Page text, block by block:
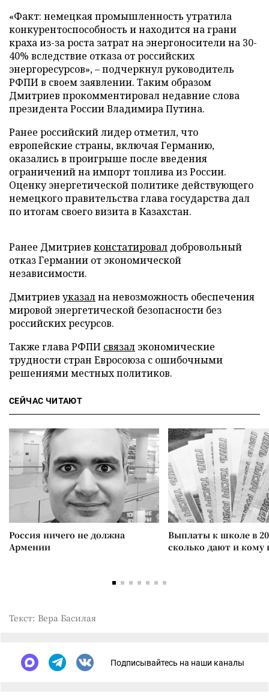
«Факт: немецкая промышленность утратила
конкурентоспособность и находится на грани
краха из-за роста затрат на энергоносители на 30-
40% вследствие отказа от российских
энергоресурсов», – подчеркнул руководитель
РФПИ в своем заявлении. Таким образом
Дмитриев прокомментировал недавние слова
президента России Владимира Путина.
Ранее российский лидер отметил, что
европейские страны, включая Германию,
оказались в проигрыше после введения
ограничений на импорт топлива из России.
Оценку энергетической политике действующего
немецкого правительства глава государства дал
по итогам своего визита в Казахстан.
Ранее Дмитриев констатировал добровольный
отказ Германии от экономической
независимости.
Дмитриев указална невозможность обеспечения
мировой энергетической безопасности без
российских ресурсов.
Также глава РФПИ связал экономические
трудности стран Евросоюза с ошибочными
решениями местных политиков.
СЕЙЧАС ЧИТАЮТ
Россия ничего не должна
Армении
Выплаты к школе в
сколько дают и
Текст: Вера Басилая
Подписывайтесь на наши каналы